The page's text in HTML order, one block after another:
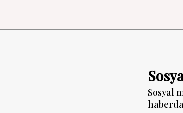
Sosyal